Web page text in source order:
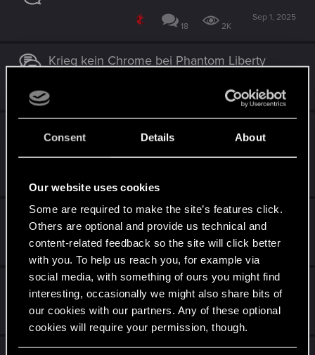
Consent Details About
Our website uses cookies
Some are required to make the site’s features click.
Others are optional and provide us technical and
content-related feedback so the site will click better
with you. To help us reach you, for example via
social media, with something of ours you might find
interesting, occasionally we might also share bits of
our cookies with our partners. Any of these optional
cookies will require your permission, though.
18 2K
Sep 1, 2025
Krieg kein Chrome bei Phantom Liberty
581
Probleme mit Yaiba-Webseite & PC im H10-
Das Spiel freezed beim Start
1 643
May 31, 2025
schwarzes Bild
Jan 24, 2025